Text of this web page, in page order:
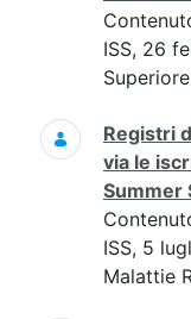
ISS, 26
Registri
via le
Summer
ISS, 5
Malattie